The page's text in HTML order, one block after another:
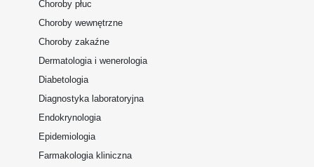
Choroby płuc
Choroby wewnętrzne
Choroby zakaźne
Dermatologia i wenerologia
Diabetologia
Diagnostyka laboratoryjna
Endokrynologia
Epidemiologia
Farmakologia kliniczna